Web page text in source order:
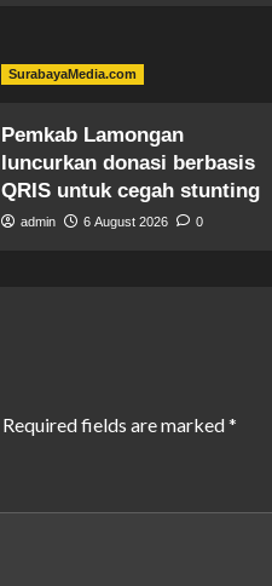
SurabayaMedia.com
Pemkab Lamongan
luncurkan donasi berbasis
QRIS untuk cegah stunting
admin 6 August 2026 0
Required fields are marked*